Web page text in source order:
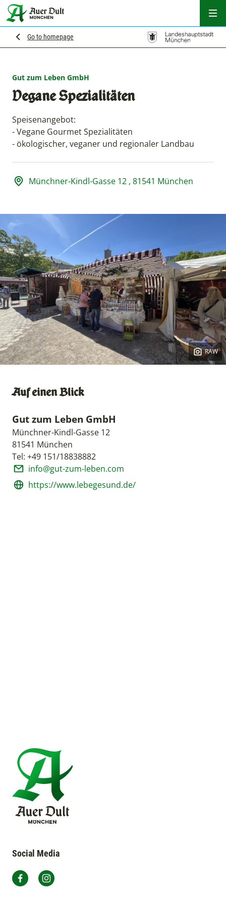
Go to homepage
Gut zum Leben GmbH
Vegane Spezialitäten
Speisenangebot:
- Vegane Gourmet Spezialitäten
- ökologischer, veganer und regionaler Landbau
Adresse und Öffnungszeiten
Münchner-Kindl-Gasse 12 , 81541 München
Copyright:
RAW
Auf einen Blick
Gut zum Leben GmbH
Münchner-Kindl-Gasse 12
81541 München
Tel: +49 151/18838882
info@gut-zum-leben.com
https://www.lebegesund.de/
Social Media
Auer Dult München auf Facebook
Auer Dult München auf Instagram